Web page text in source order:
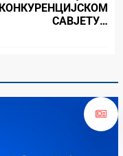
КОНКУРЕНЦИЈСКОМ
САВЈЕТУ…